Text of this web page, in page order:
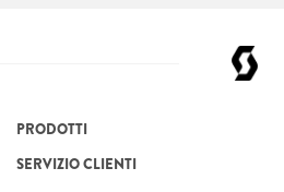
PRODOTTI
SERVIZIO CLIENTI